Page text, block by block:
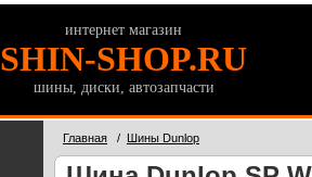
интернет магазин
SHIN-SHOP.RU
шины, диски, автозапчасти
Главная / Шины Dunlop